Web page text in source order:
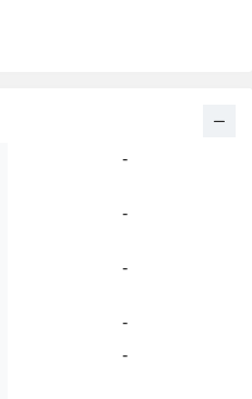
-
-
-
-
-